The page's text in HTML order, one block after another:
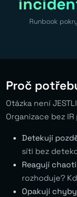
Runbook
Proč
Otázka není
Organizace bez
Detekují
síti bez
Reagují
rozhoduje?
Opakují chyby